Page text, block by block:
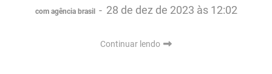
com agência brasil - 28 de dez de 2023 às 12:02
Continuar lendo